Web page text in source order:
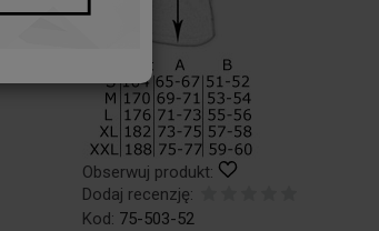
Obserwuj produkt:
Dodaj recenzję:
Kod: 75-503-52